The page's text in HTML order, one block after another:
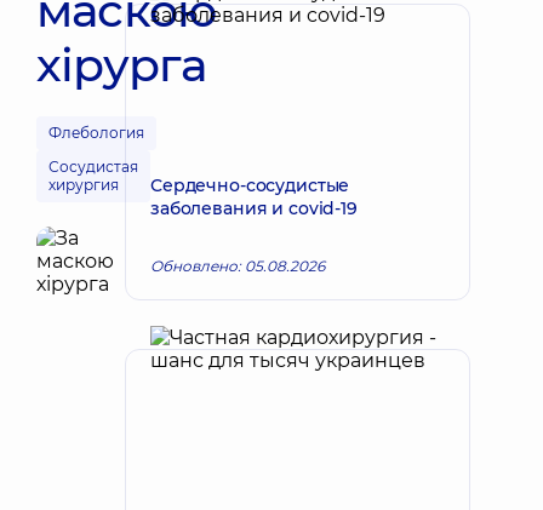
хірурга
Флебология
Сосудистая
хирургия
Сердечно-сосудистые
заболевания и covid-19
Обновлено: 05.08.2026